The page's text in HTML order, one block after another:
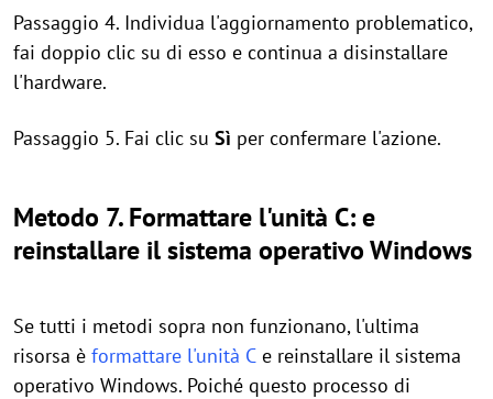
Passaggio 4. Individua l'aggiornamento problematico,
fai doppio clic su di esso e continua a disinstallare
l'hardware.
Passaggio 5. Fai clic su Sì per confermare l'azione.
Metodo 7. Formattare l'unità C: e
reinstallare il sistema operativo Windows
Se tutti i metodi sopra non funzionano, l'ultima
risorsa è formattare l'unità C e reinstallare il sistema
operativo Windows. Poiché questo processo di